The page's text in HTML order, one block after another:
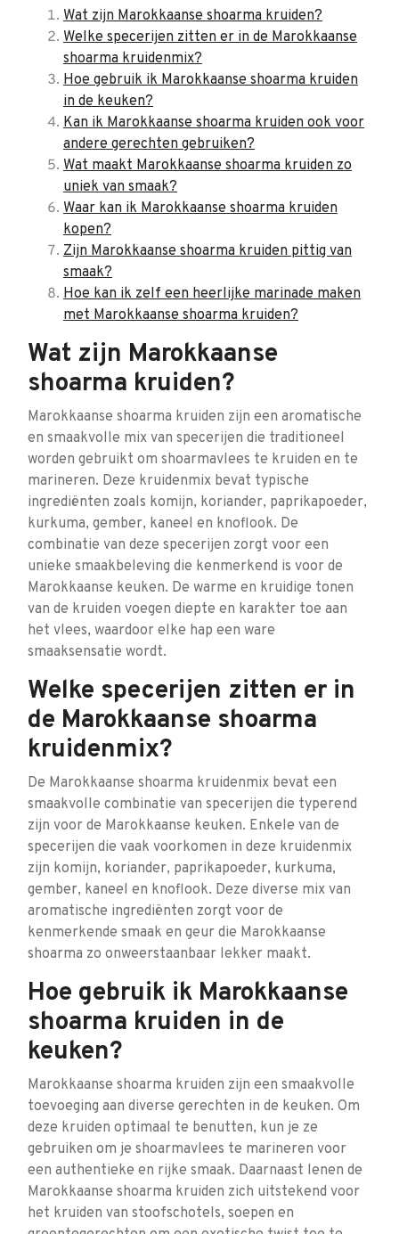
Wat zijn Marokkaanse shoarma kruiden?
Welke specerijen zitten er in de Marokkaanse
shoarma kruidenmix?
Hoe gebruik ik Marokkaanse shoarma kruiden
in de keuken?
Kan ik Marokkaanse shoarma kruiden ook voor
andere gerechten gebruiken?
Wat maakt Marokkaanse shoarma kruiden zo
uniek van smaak?
Waar kan ik Marokkaanse shoarma kruiden
kopen?
Zijn Marokkaanse shoarma kruiden pittig van
smaak?
Hoe kan ik zelf een heerlijke marinade maken
met Marokkaanse shoarma kruiden?
Wat zijn Marokkaanse
shoarma kruiden?
Marokkaanse shoarma kruiden zijn een aromatische
en smaakvolle mix van specerijen die traditioneel
worden gebruikt om shoarmavlees te kruiden en te
marineren. Deze kruidenmix bevat typische
ingrediënten zoals komijn, koriander, paprikapoeder,
kurkuma, gember, kaneel en knoflook. De
combinatie van deze specerijen zorgt voor een
unieke smaakbeleving die kenmerkend is voor de
Marokkaanse keuken. De warme en kruidige tonen
van de kruiden voegen diepte en karakter toe aan
het vlees, waardoor elke hap een ware
smaaksensatie wordt.
Welke specerijen zitten er in
de Marokkaanse shoarma
kruidenmix?
De Marokkaanse shoarma kruidenmix bevat een
smaakvolle combinatie van specerijen die typerend
zijn voor de Marokkaanse keuken. Enkele van de
specerijen die vaak voorkomen in deze kruidenmix
zijn komijn, koriander, paprikapoeder, kurkuma,
gember, kaneel en knoflook. Deze diverse mix van
aromatische ingrediënten zorgt voor de
kenmerkende smaak en geur die Marokkaanse
shoarma zo onweerstaanbaar lekker maakt.
Hoe gebruik ik Marokkaanse
shoarma kruiden in de
keuken?
Marokkaanse shoarma kruiden zijn een smaakvolle
toevoeging aan diverse gerechten in de keuken. Om
deze kruiden optimaal te benutten, kun je ze
gebruiken om je shoarmavlees te marineren voor
een authentieke en rijke smaak. Daarnaast lenen de
Marokkaanse shoarma kruiden zich uitstekend voor
het kruiden van stoofschotels, soepen en